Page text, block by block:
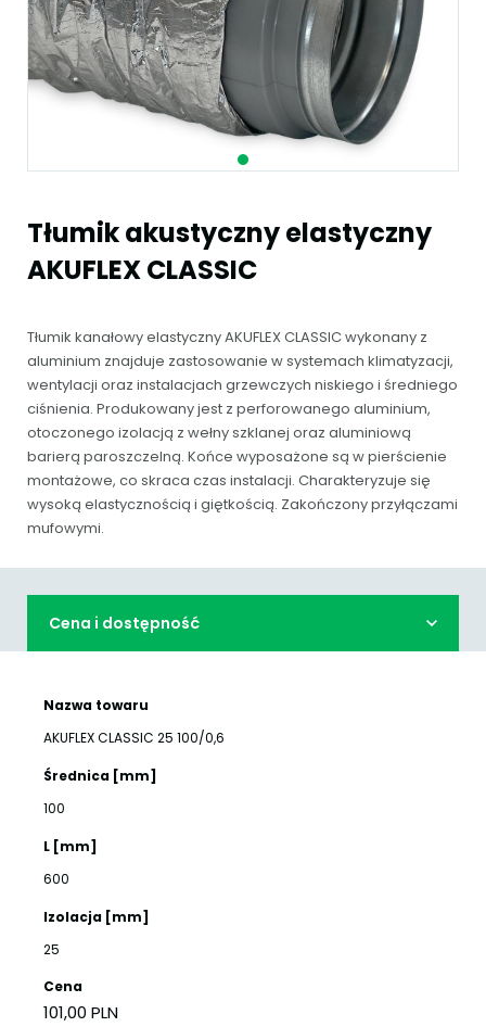
Tłumik akustyczny elastyczny
AKUFLEX CLASSIC
Tłumik kanałowy elastyczny AKUFLEX CLASSIC wykonany z
aluminium znajduje zastosowanie w systemach klimatyzacji,
wentylacji oraz instalacjach grzewczych niskiego i średniego
ciśnienia. Produkowany jest z perforowanego aluminium,
otoczonego izolacją z wełny szklanej oraz aluminiową
barierą paroszczelną. Końce wyposażone są w pierścienie
montażowe, co skraca czas instalacji. Charakteryzuje się
wysoką elastycznością i giętkością. Zakończony przyłączami
mufowymi.
Cena i dostępność
Nazwa towaru
AKUFLEX CLASSIC 25 100/0,6
Średnica [mm]
100
L [mm]
600
Izolacja [mm]
25
Cena
101,00 PLN